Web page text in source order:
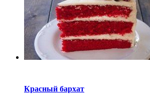
Красный бархат